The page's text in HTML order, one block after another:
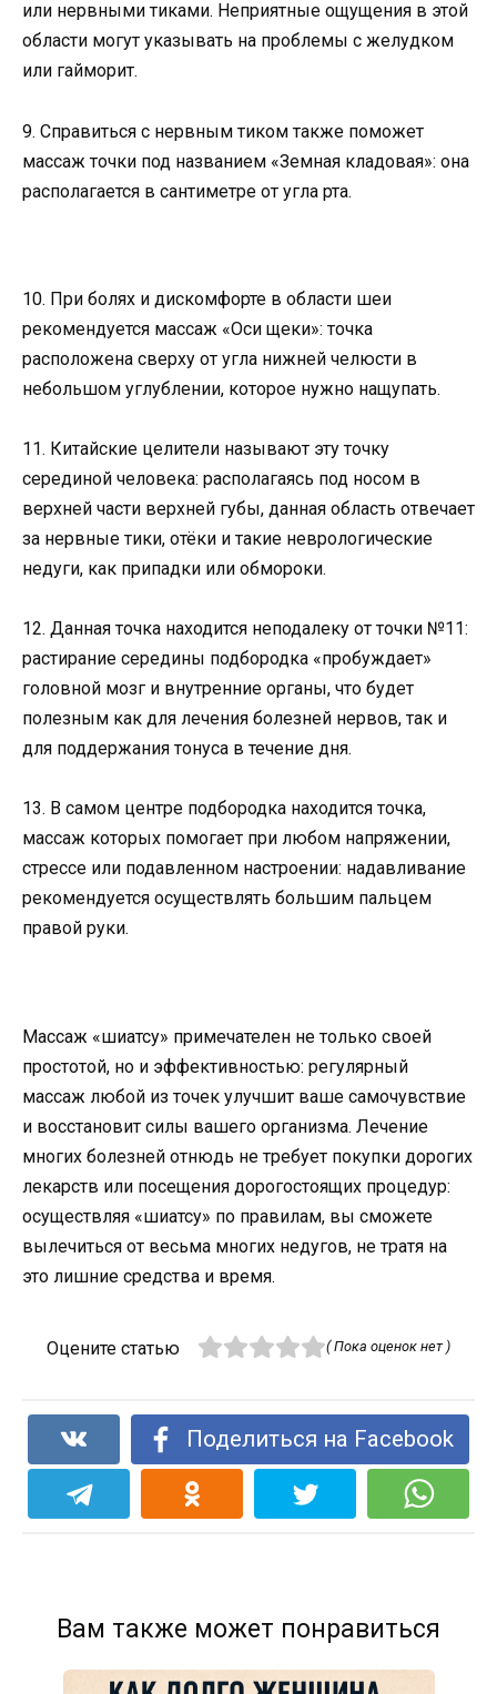
или нервными тиками. Неприятные ощущения в этой
области могут указывать на проблемы с желудком
или гайморит.
9. Справиться с нервным тиком также поможет
массаж точки под названием «Земная кладовая»: она
располагается в сантиметре от угла рта.
10. При болях и дискомфорте в области шеи
рекомендуется массаж «Оси щеки»: точка
расположена сверху от угла нижней челюсти в
небольшом углублении, которое нужно нащупать.
11. Китайские целители называют эту точку
серединой человека: располагаясь под носом в
верхней части верхней губы, данная область отвечает
за нервные тики, отёки и такие неврологические
недуги, как припадки или обмороки.
12. Данная точка находится неподалеку от точки №11:
растирание середины подбородка «пробуждает»
головной мозг и внутренние органы, что будет
полезным как для лечения болезней нервов, так и
для поддержания тонуса в течение дня.
13. В самом центре подбородка находится точка,
массаж которых помогает при любом напряжении,
стрессе или подавленном настроении: надавливание
рекомендуется осуществлять большим пальцем
правой руки.
Массаж «шиатсу» примечателен не только своей
простотой, но и эффективностью: регулярный
массаж любой из точек улучшит ваше самочувствие
и восстановит силы вашего организма. Лечение
многих болезней отнюдь не требует покупки дорогих
лекарств или посещения дорогостоящих процедур:
осуществляя «шиатсу» по правилам, вы сможете
вылечиться от весьма многих недугов, не тратя на
это лишние средства и время.
Оцените статью ( Пока оценок нет )
Поделиться на Facebook
Вам также может понравиться